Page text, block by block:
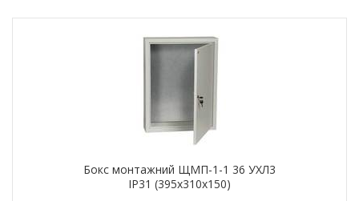
Бокс монтажний ЩМП-1-1 36 УХЛ3
IP31 (395х310х150)